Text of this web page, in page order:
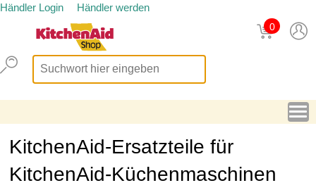
Händler Login Händler werden
0
KitchenAid-Ersatzteile für
KitchenAid-Küchenmaschinen